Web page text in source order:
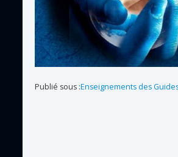
Publié sous :Enseignements des